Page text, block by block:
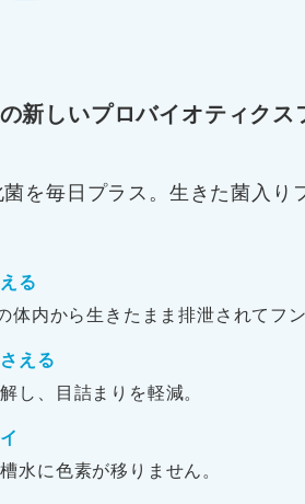
新しいプロバイオティクス
を毎日プラス。生きた菌入り
る
体内から生きたまま排泄されてフ
える
し、目詰まりを軽減。
水に色素が移りません。